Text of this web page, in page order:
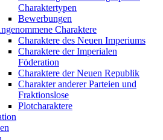
Charaktertypen
Bewerbungen
Charaktere
Charaktere des Neuen Imperiums
Charaktere der Imperialen
Föderation
Charaktere der Neuen Republik
Charakter anderer Parteien und
Fraktionslose
Plotcharaktere